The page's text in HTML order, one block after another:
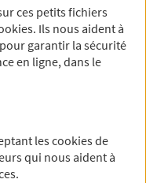
nous empêche
pas à rafraichir ce
minutes.
ces petits fichiers
. Ils nous aident à
garantir la sécurité
en ligne, dans le
lescookiesde
qui nous aident à